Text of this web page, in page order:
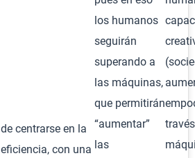
de centrarse en la
eficiencia, con una
los humanos
seguirán
superando a
las máquinas,
que permitirán
“aumentar”
las